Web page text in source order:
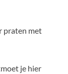
praten met
je hier